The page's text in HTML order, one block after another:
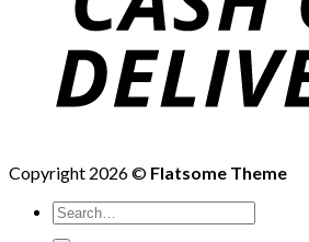
Copyright 2026 © Flatsome Theme
Search
for: